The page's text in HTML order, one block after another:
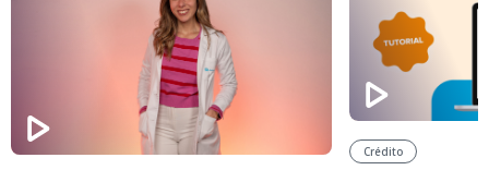
Crédito